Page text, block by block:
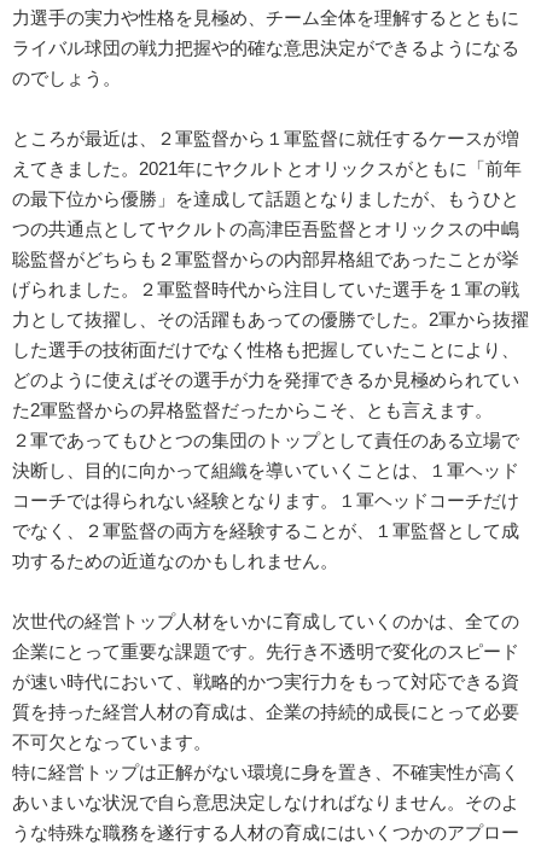
力選手の実力や性格を見極め、チーム全体を理解するとともに
ライバル球団の戦力把握や的確な意思決定ができるようになる
のでしょう。
ところが最近は、２軍監督から１軍監督に就任するケースが増
えてきました。2021年にヤクルトとオリックスがともに「前年
の最下位から優勝」を達成して話題となりましたが、もうひと
つの共通点としてヤクルトの高津臣吾監督とオリックスの中嶋
聡監督がどちらも２軍監督からの内部昇格組であったことが挙
げられました。２軍監督時代から注目していた選手を１軍の戦
力として抜擢し、その活躍もあっての優勝でした。2軍から抜擢
した選手の技術面だけでなく性格も把握していたことにより、
どのように使えばその選手が力を発揮できるか見極められてい
た2軍監督からの昇格監督だったからこそ、とも言えます。
２軍であってもひとつの集団のトップとして責任のある立場で
決断し、目的に向かって組織を導いていくことは、１軍ヘッド
コーチでは得られない経験となります。１軍ヘッドコーチだけ
でなく、２軍監督の両方を経験することが、１軍監督として成
功するための近道なのかもしれません。
次世代の経営トップ人材をいかに育成していくのかは、全ての
企業にとって重要な課題です。先行き不透明で変化のスピード
が速い時代において、戦略的かつ実行力をもって対応できる資
質を持った経営人材の育成は、企業の持続的成長にとって必要
不可欠となっています。
特に経営トップは正解がない環境に身を置き、不確実性が高く
あいまいな状況で自ら意思決定しなければなりません。そのよ
うな特殊な職務を遂行する人材の育成にはいくつかのアプロー